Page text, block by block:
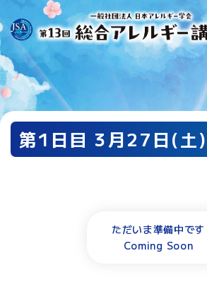
第1日目 3月27日(土)
ただいま準備中です
Coming Soon